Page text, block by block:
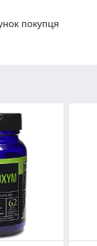
покупця